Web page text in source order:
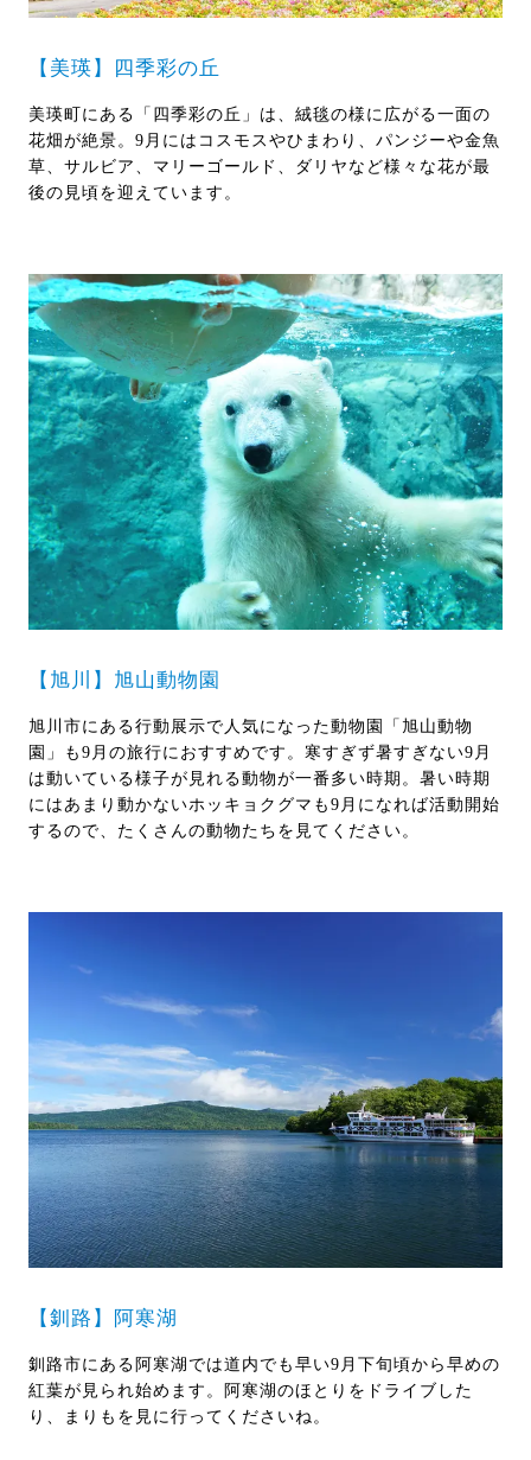
【美瑛】四季彩の丘
美瑛町にある「四季彩の丘」は、絨毯の様に広がる一面の
花畑が絶景。9月にはコスモスやひまわり、パンジーや金魚
草、サルビア、マリーゴールド、ダリヤなど様々な花が最
後の見頃を迎えています。
【旭川】旭山動物園
旭川市にある行動展示で人気になった動物園「旭山動物
園」も9月の旅行におすすめです。寒すぎず暑すぎない9月
は動いている様子が見れる動物が一番多い時期。暑い時期
にはあまり動かないホッキョクグマも9月になれば活動開始
するので、たくさんの動物たちを見てください。
【釧路】阿寒湖
釧路市にある阿寒湖では道内でも早い9月下旬頃から早めの
紅葉が見られ始めます。阿寒湖のほとりをドライブした
り、まりもを見に行ってくださいね。